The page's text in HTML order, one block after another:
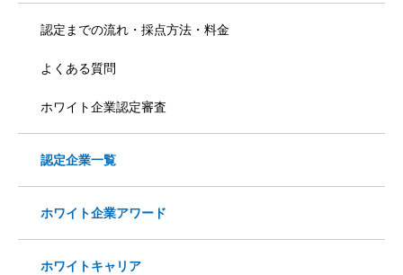
認定までの流れ・採点方法・料金
よくある質問
ホワイト企業認定審査
認定企業一覧
ホワイト企業アワード
ホワイトキャリア